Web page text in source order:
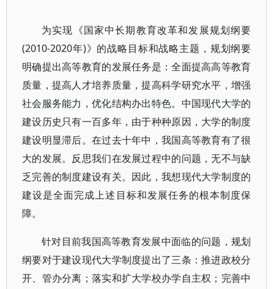
为实现《国家中长期教育改革和发展规划纲要
(2010-2020年)》的战略目标和战略主题，规划纲要
明确提出高等教育的发展任务是：全面提高高等教育
质量，提高人才培养质量，提高科学研究水平，增强
社会服务能力，优化结构办出特色。中国现代大学的
建设历史只有一百多年，由于种种原因，大学的制度
建设明显滞后。在过去十年中，我国高等教育有了很
大的发展。反思我们在发展过程中的问题，无不与缺
乏完善的制度建设有关。因此，我想现代大学制度的
建设是全面完成上述目标和发展任务的根本制度保
障。
针对目前我国高等教育发展中面临的问题，规划
纲要对于建设现代大学制度提出了三条：推进政校分
开、管办分离；落实和扩大学校办学自主权；完善中